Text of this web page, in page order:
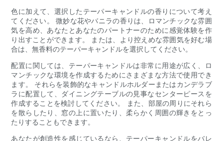
色に加えて、選択したテーパーキャンドルの香りについて考え
てください。 微妙な花やバニラの香りは、ロマンチックな雰囲
気を高め、あなたとあなたのパートナーのために感覚体験を作
り出すことができます。 または、より控えめな雰囲気を好む場
合は、無香料のテーパーキャンドルを選択してください。
配置に関しては、テーパーキャンドルは非常に用途が広く、ロ
マンチックな環境を作成するためにさまざまな方法で使用でき
ます。 それらを装飾的なキャンドルホルダーまたはカンデラブ
ラに配置して、ダイニングテーブルの見事なセンターピースを
作成することを検討してください。 また、部屋の周りにそれら
を散らしたり、窓の上に置いたり、柔らかく周囲の輝きをとっ
たりすることもできます。
あなたが創造性を感じているなら、テーパーキャンドルをバレ